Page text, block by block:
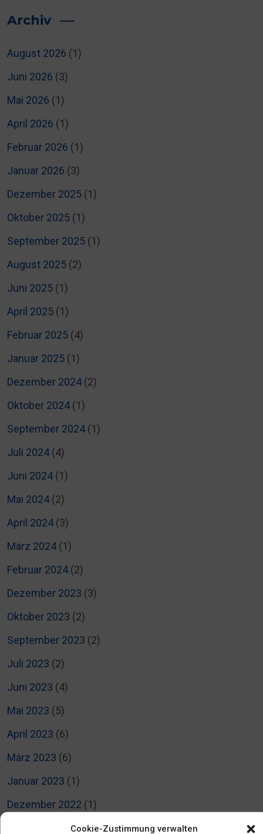
Cookie-Zustimmung verwalten
Archiv
August 2026 (1)
Juni 2026 (3)
Mai 2026 (1)
April 2026 (1)
Februar 2026 (1)
Januar 2026 (3)
Dezember 2025 (1)
Oktober 2025 (1)
September 2025 (1)
August 2025 (2)
Juni 2025 (1)
April 2025 (1)
Februar 2025 (4)
Januar 2025 (1)
Dezember 2024(2)
Oktober 2024(1)
September 2024(1)
Juli 2024(4)
Juni 2024(1)
Mai 2024(2)
April 2024(3)
März 2024(1)
Februar 2024(2)
Dezember 2023 (3)
Oktober 2023 (2)
September 2023 (2)
Juli 2023 (2)
Juni 2023 (4)
Mai 2023 (5)
April 2023 (6)
März 2023 (6)
Januar 2023 (1)
Dezember 2022 (1)
November 2022(1)